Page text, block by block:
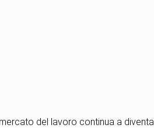
del lavoro continua a